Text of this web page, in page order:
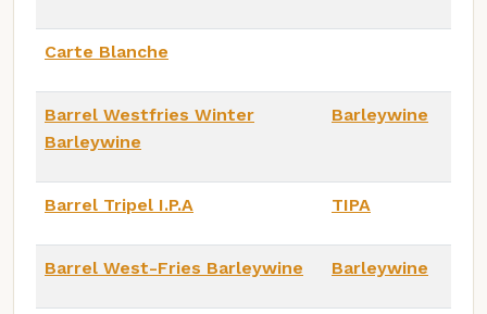
Carte Blanche
Barrel Westfries Winter
Barleywine
Barleywine
Barrel Tripel I.P.A TIPA
Barrel West-Fries Barleywine Barleywine